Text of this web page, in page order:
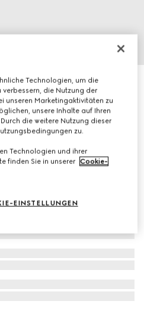
Face Gloss
Technologien, um die
die Nutzung der
unseren Marketingaktivitäten zu
unsere Inhalte auf Ihren
die weitere Nutzung dieser
zu.
Technologien und ihrer
finden Sie in unserer Cookie-
EINSTELLUNGEN